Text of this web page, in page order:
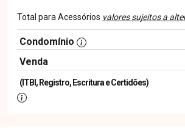
Total para Acessórios valores sujeitos a
Condomínio
Venda
(ITBI, Registro, Escritura e Certidões)